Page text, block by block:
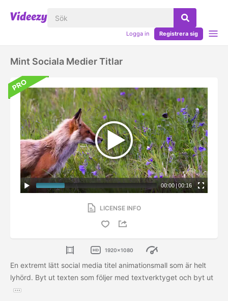
Logga in Registrera sig
Mint Sociala Medier Titlar
00:00 | 00:16
LICENSE INFO
1920x1080
En extremt lätt social media titel animationsmall som är helt
lyhörd. Byt ut texten som följer med textverktyget och byt ut